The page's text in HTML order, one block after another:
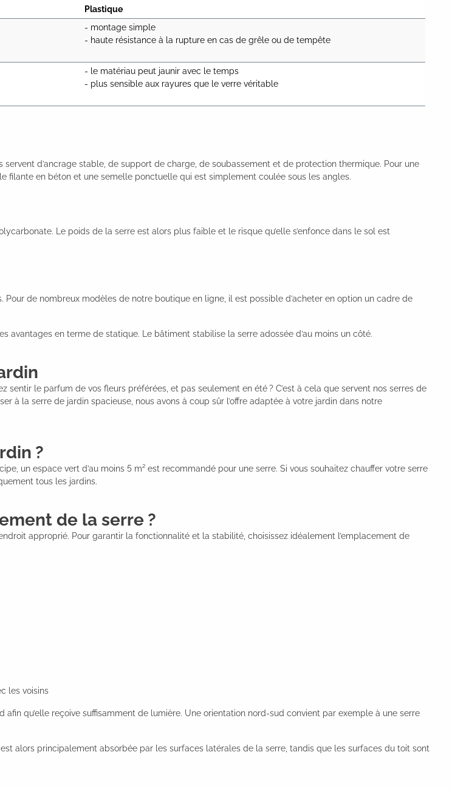
Plastique
- montage simple
- haute résistance à la rupture en cas de grêle ou de tempête
- le matériau peut jaunir avec le temps
- plus sensible aux rayures que le verre véritable
d’ancrage stable, de support de charge, de soubassement et de protection thermique. Pour une
filante en béton et une semelle ponctuelle qui est simplement coulée sous les angles.
Le poids de la serre est alors plus faible et le risque qu’elle s’enfonce dans le sol est
Pour de nombreux modèles de notre boutique en ligne, il est possible d’acheter en option un cadre de
avantages en terme de statique. Le bâtiment stabilise la serre adossée d’au moins un côté.
le parfum de vos fleurs préférées, et pas seulement en été ? C’est à cela que servent nos serres de
à la serre de jardin spacieuse, nous avons à coup sûr l’offre adaptée à votre jardin dans notre
?
un espace vert d’au moins 5 m² est recommandé pour une serre. Si vous souhaitez chauffer votre serre
tous les jardins.
de la serre ?
approprié. Pour garantir la fonctionnalité et la stabilité, choisissez idéalement l’emplacement de
les voisins
qu’elle reçoive suffisamment de lumière. Une orientation nord-sud convient par exemple à une serre
alors principalement absorbée par les surfaces latérales de la serre, tandis que les surfaces du toit sont